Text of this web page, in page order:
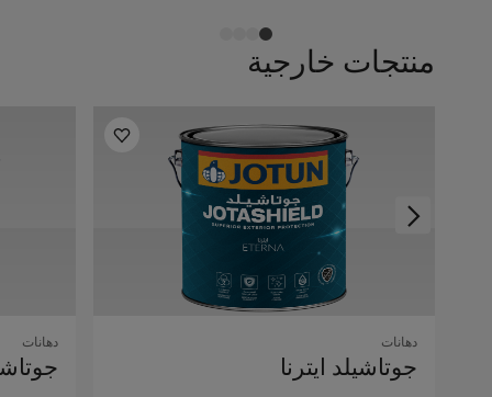
منتجات خارجية
دهانات
جوتاشيلد اﻳﺘﺮﻧﺎ
دهانات